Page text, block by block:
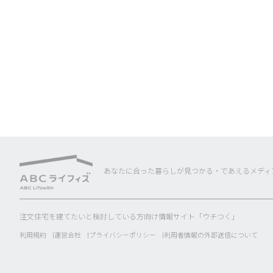
あなたに合った暮らしが見つかる・であえるメディ
注文住宅を建てたいと検討している方向け情報サイト「ウチつく」
利用規約 運営会社 プライバシーポリシー 利用者情報の外部送信について